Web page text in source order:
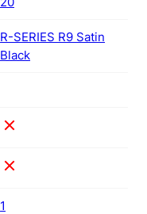
R-SERIES R9 Satin
Black
1